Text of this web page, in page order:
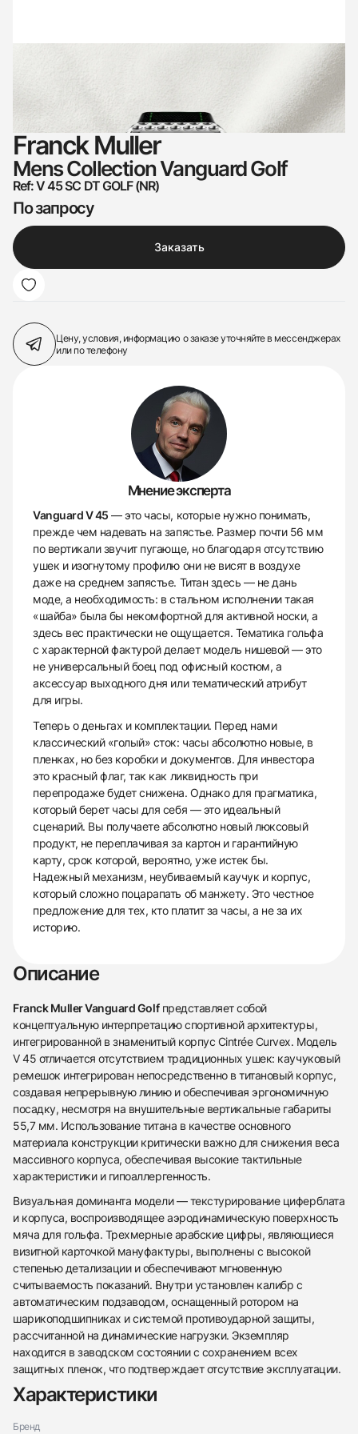
438
285
145
142
205
204
195
150
6
Franck Muller
Mens Collection Vanguard Golf
Ref: V 45 SC DT GOLF (NR)
По запросу
Заказать
Цену, условия, информацию о заказеуточняйте в мессенджерах
или по телефону
Мнение эксперта
Vanguard V 45 — это часы, которые нужно понимать,
прежде чем надевать на запястье. Размер почти 56 мм
по вертикали звучит пугающе, но благодаря отсутствию
ушек и изогнутому профилю они не висят в воздухе
даже на среднем запястье. Титан здесь — не дань
моде, а необходимость: в стальном исполнении такая
«шайба» была бы некомфортной для активной носки, а
здесь вес практически не ощущается. Тематика гольфа
с характерной фактурой делает модель нишевой — это
не универсальный боец под офисный костюм, а
аксессуар выходного дня или тематический атрибут
для игры.
Теперь о деньгах и комплектации. Перед нами
классический «голый» сток: часы абсолютно новые, в
пленках, но без коробки и документов. Для инвестора
это красный флаг, так как ликвидность при
перепродаже будет снижена. Однако для прагматика,
который берет часы для себя — это идеальный
сценарий. Вы получаете абсолютно новый люксовый
продукт, не переплачивая за картон и гарантийную
карту, срок которой, вероятно, уже истек бы.
Надежный механизм, неубиваемый каучук и корпус,
который сложно поцарапать об манжету. Это честное
предложение для тех, кто платит за часы, а не за их
историю.
Описание
Franck Muller Vanguard Golfпредставляет собой
концептуальную интерпретацию спортивной архитектуры,
интегрированной в знаменитый корпус Cintrée Curvex. Модель
V 45 отличается отсутствием традиционных ушек: каучуковый
ремешок интегрирован непосредственно в титановый корпус,
создавая непрерывную линию и обеспечивая эргономичную
посадку, несмотря на внушительные вертикальные габариты
55,7 мм. Использование титана в качестве основного
материала конструкции критически важно для снижения веса
массивного корпуса, обеспечивая высокие тактильные
характеристики и гипоаллергенность.
Визуальная доминанта модели — текстурирование циферблата
и корпуса, воспроизводящее аэродинамическую поверхность
мяча для гольфа. Трехмерные арабские цифры, являющиеся
визитной карточкой мануфактуры, выполнены с высокой
степенью детализации и обеспечивают мгновенную
считываемость показаний. Внутри установлен калибр с
автоматическим подзаводом, оснащенный ротором на
шарикоподшипниках и системой противоударной защиты,
рассчитанной на динамические нагрузки. Экземпляр
находится в заводском состоянии с сохранением всех
защитных пленок, что подтверждает отсутствие эксплуатации.
Характеристики
Бренд